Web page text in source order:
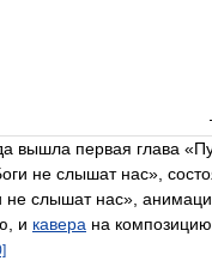
вышла первая глава
не слышат нас»,
не слышат нас»,
и кавера на